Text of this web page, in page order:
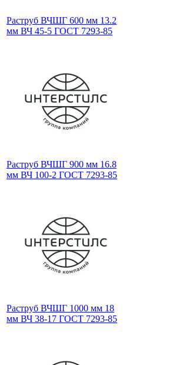
Раструб ВЧШГ 600 мм 13.2
мм ВЧ 45-5 ГОСТ 7293-85
Раструб ВЧШГ 900 мм 16.8
мм ВЧ 100-2 ГОСТ 7293-85
Раструб ВЧШГ 1000 мм 18
мм ВЧ 38-17 ГОСТ 7293-85